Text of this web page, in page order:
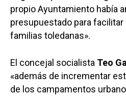
propio Ayuntamiento había
presupuestado para
familias toledanas».
El concejal socialista Teo
«además de incrementar
de los campamentos